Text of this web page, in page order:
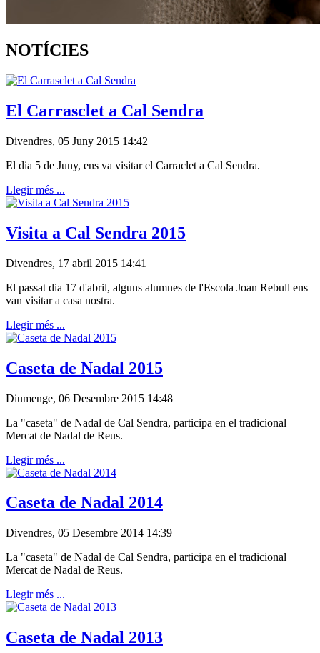
NOTÍCIES
El Carrasclet a Cal Sendra
Divendres, 05 Juny 2015 14:42
El dia 5 de Juny, ens va visitar el Carraclet a Cal Sendra.
Llegir més ...
Visita a Cal Sendra 2015
Divendres, 17 abril 2015 14:41
El passat dia 17 d'abril, alguns alumnes de l'Escola Joan Rebull ens
van visitar a casa nostra.
Llegir més ...
Caseta de Nadal 2015
Diumenge, 06 Desembre 2015 14:48
La "caseta" de Nadal de Cal Sendra, participa en el tradicional
Mercat de Nadal de Reus.
Llegir més ...
Caseta de Nadal 2014
Divendres, 05 Desembre 2014 14:39
La "caseta" de Nadal de Cal Sendra, participa en el tradicional
Mercat de Nadal de Reus.
Llegir més ...
Caseta de Nadal 2013